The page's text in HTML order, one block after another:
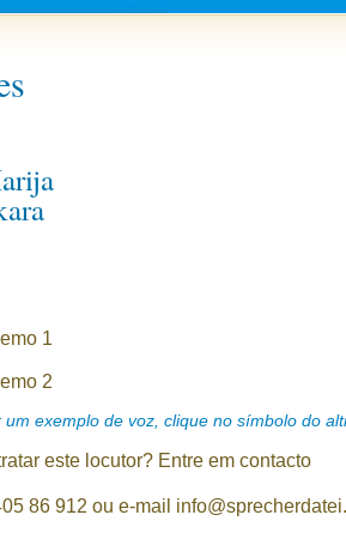
1
2
um exemplo de voz, clique no símbolo do
este locutor? Entre em contacto
86 912 ou e-mail